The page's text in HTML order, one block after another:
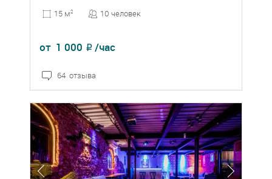
15 м2 10 человек
от 1 000 ₽ /час
64 отзыва